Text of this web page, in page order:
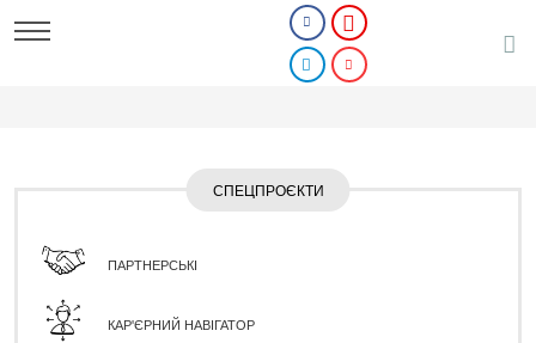
СПЕЦПРОЄКТИ
ПАРТНЕРСЬКІ
КАР'ЄРНИЙ НАВІГАТОР